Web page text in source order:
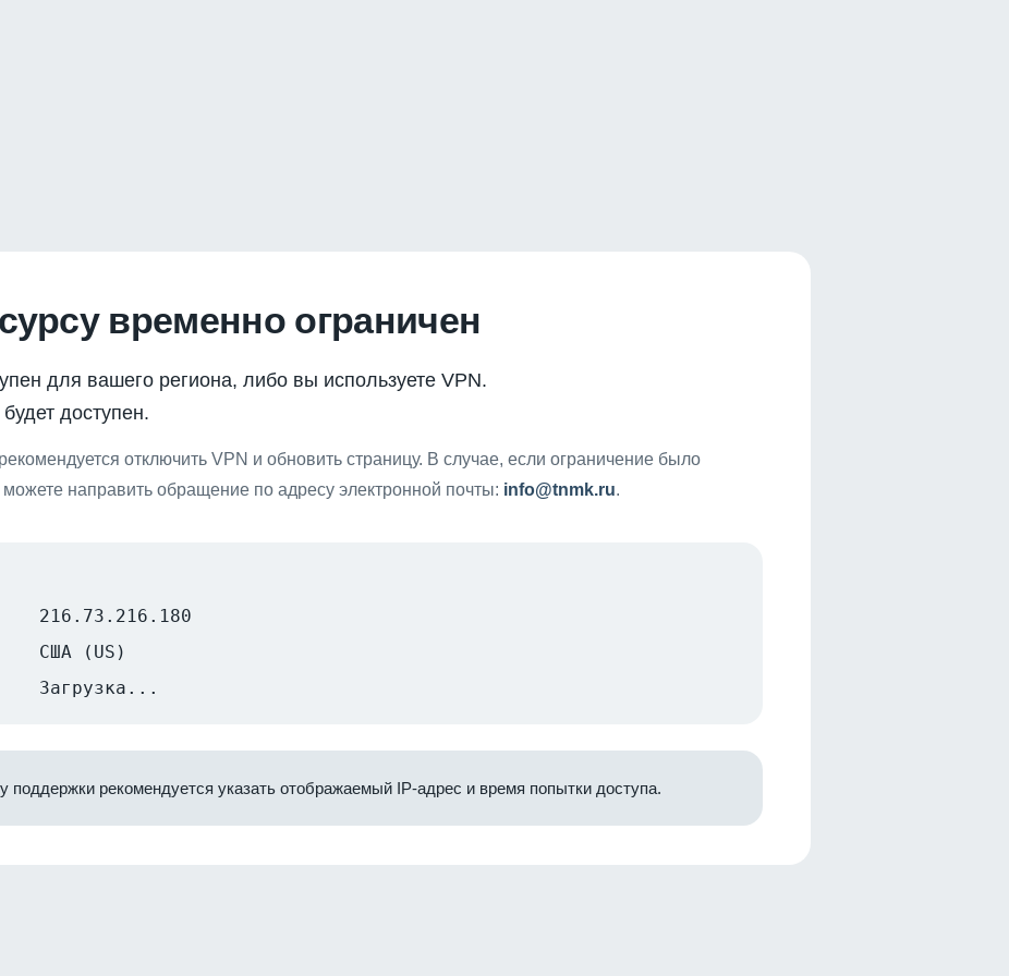
временно ограничен
для вашего региона, либо вы используете VPN.
доступен.
отключить VPN и обновить страницу. В случае, если ограничение было
направить обращение по адресу электронной почты: info@tnmk.ru.
216.73.216.180
США (US)
Загрузка...
рекомендуется указать отображаемый IP-адрес и время попытки доступа.